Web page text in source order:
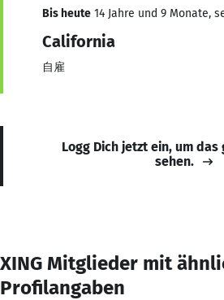
Bis heute 14 Jahre und 9 Monate,
California
自雇
Logg Dich jetzt ein, um das
sehen.
XING Mitglieder mit
Profilangaben